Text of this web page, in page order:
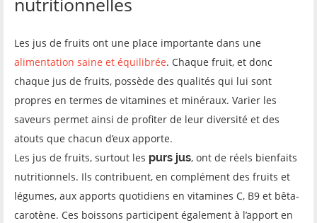
Les jus de fruits ont une place importante dans une
alimentation saine et équilibrée. Chaque fruit, et donc
chaque jus de fruits, possède des qualités qui lui sont
propres en termes de vitamines et minéraux. Varier les
saveurs permet ainsi de profiter de leur diversité et des
atouts que chacun d’eux apporte.
Les jus de fruits, surtout les purs jus, ont de réels bienfaits
nutritionnels. Ils contribuent, en complément des fruits et
légumes, aux apports quotidiens en vitamines C, B9 et bêta-
carotène. Ces boissons participent également à l’apport en